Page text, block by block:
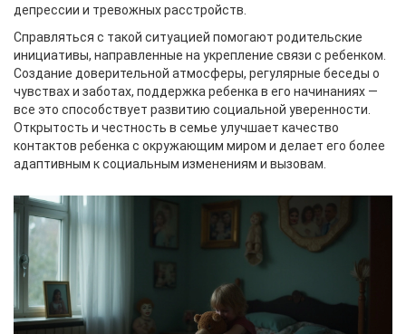
депрессии и тревожных расстройств.
Справляться с такой ситуацией помогают родительские
инициативы, направленные на укрепление связи с ребенком.
Создание доверительной атмосферы, регулярные беседы о
чувствах и заботах, поддержка ребенка в его начинаниях —
все это способствует развитию социальной уверенности.
Открытость и честность в семье улучшает качество
контактов ребенка с окружающим миром и делает его более
адаптивным к социальным изменениям и вызовам.